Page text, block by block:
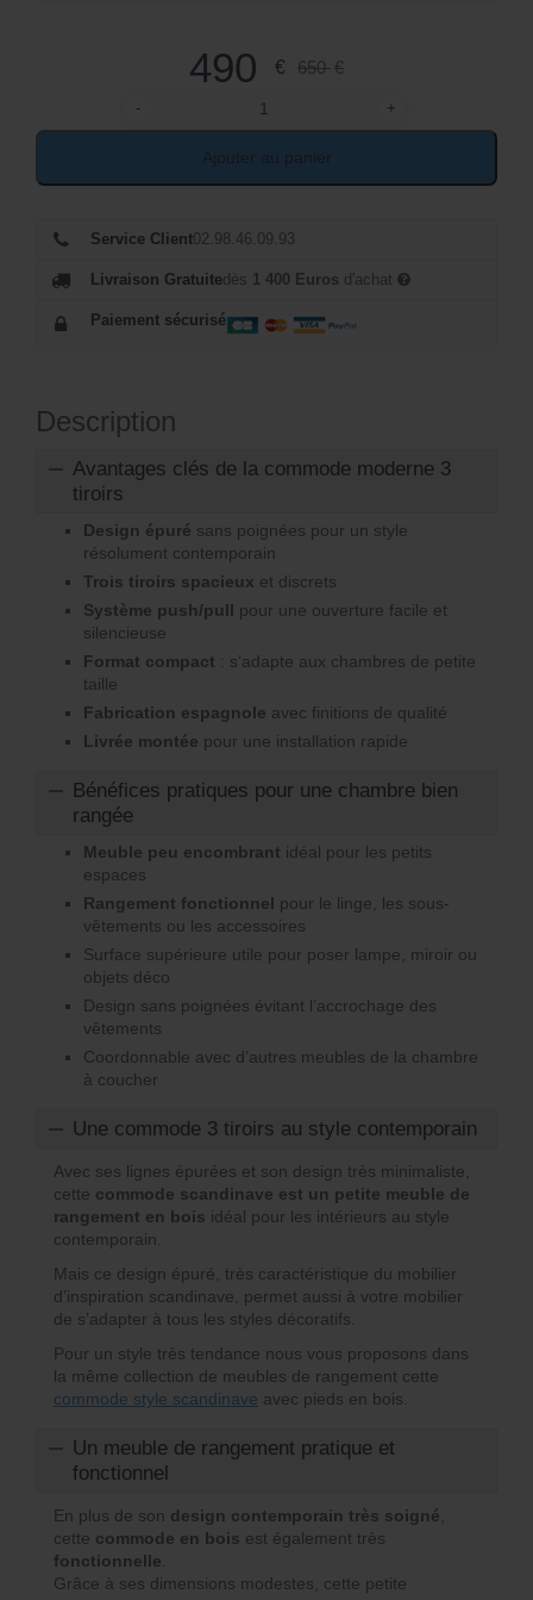
650€
é
t
a
:
6
5
€
.
490 €
e
s
t
:
4
9
€
-
quantité de Petite commode moderne 3 tiroirs
+
Ajouter au panier
Service Client02.98.46.09.93
Livraison Gratuitedès 1 400 Euros d'achat
Paiement sécurisé
Description
Avantages clés de la commode moderne 3
tiroirs
Design épuré sans poignées pour un style
résolument contemporain
Trois tiroirs spacieux et discrets
Système push/pull pour une ouverture facile et
silencieuse
Format compact : s’adapte aux chambres de petite
taille
Fabrication espagnole avec finitions de qualité
Livrée montée pour une installation rapide
Bénéfices pratiques pour une chambre bien
rangée
Meuble peu encombrant idéal pour les petits
espaces
Rangement fonctionnel pour le linge, les sous-
vêtements ou les accessoires
Surface supérieure utile pour poser lampe, miroir ou
objets déco
Design sans poignées évitant l’accrochage des
vêtements
Coordonnable avec d’autres meubles de la chambre
à coucher
Une commode 3 tiroirs au style contemporain
Avec ses lignes épurées et son design très minimaliste,
cette commode scandinave est un petite meuble de
rangement en bois idéal pour les intérieurs au style
contemporain.
Mais ce design épuré, très caractéristique du mobilier
d’inspiration scandinave, permet aussi à votre mobilier
de s’adapter à tous les styles décoratifs.
Pour un style très tendance nous vous proposons dans
la même collection de meubles de rangement cette
commode style scandinave avec pieds en bois.
Un meuble de rangement pratique et
fonctionnel
En plus de son design contemporain très soigné
cette commode en bois est également très
fonctionnelle
Grâce à ses dimensions modestes, cette petite